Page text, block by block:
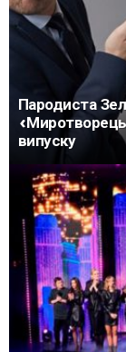
Пародиста
випуску